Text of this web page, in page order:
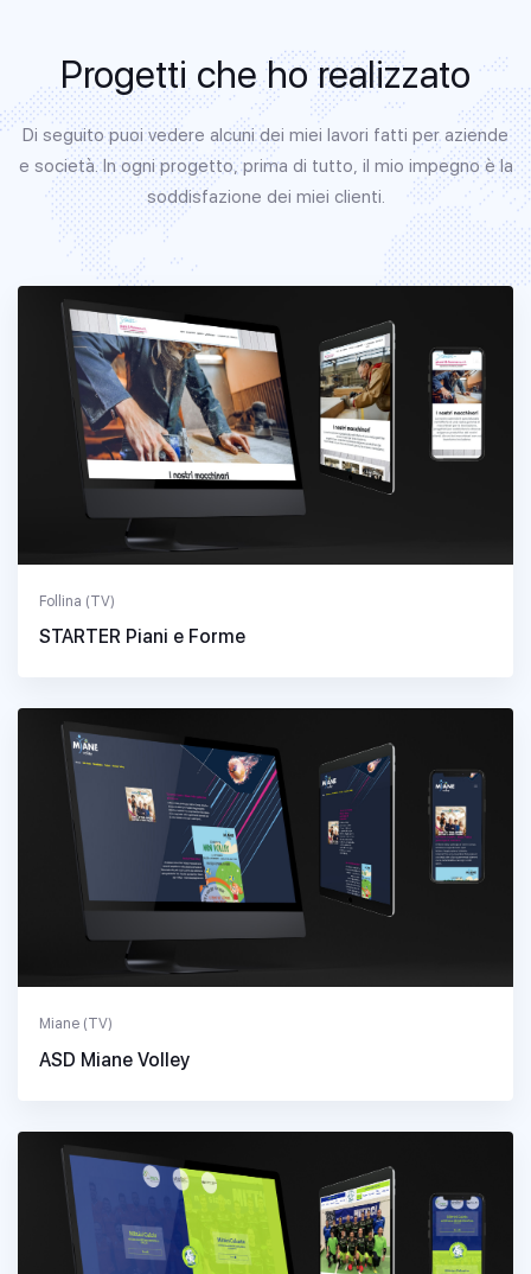
Progetti che ho realizzato
Di seguito puoi vedere alcuni dei miei lavori fatti per aziende
e società. In ogni progetto, prima di tutto, il mio impegno è la
soddisfazione dei miei clienti.
Follina (TV)
STARTER Piani e Forme
Miane (TV)
ASD Miane Volley